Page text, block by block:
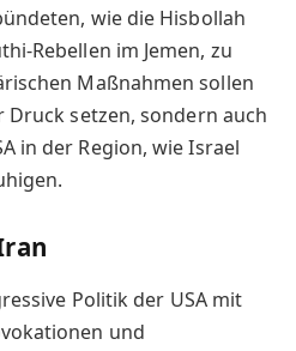
wie die Hisbollah
Rebellen im Jemen, zu
Maßnahmen sollen
setzen, sondern auch
in der Region, wie Israel
Politik der USA mit
und